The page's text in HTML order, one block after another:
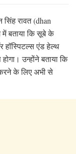
सिंह रावत (dhan
में बताया कि सूबे के
हॉस्पिटल्स एंड हेल्थ
उन्होंने बताया कि
के लिए अभी से